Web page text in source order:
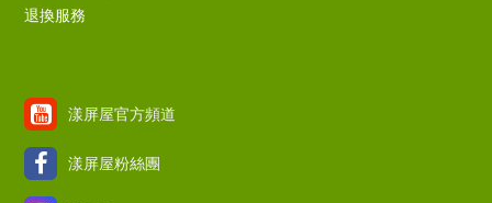
退換服務
漾屏屋官方頻道
漾屏屋粉絲團